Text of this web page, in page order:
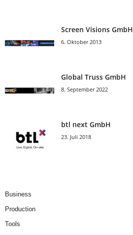
Screen Visions GmbH
6. Oktober 2013
Global Truss GmbH
8. September 2022
btl next GmbH
23. Juli 2018
Business
Production
Tools